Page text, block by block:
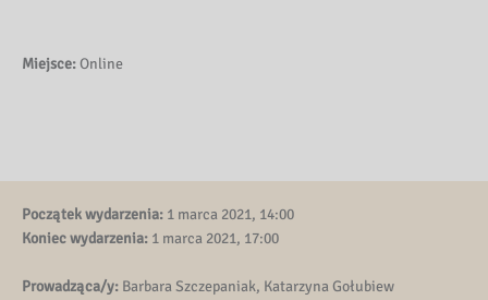
Miejsce:Online
Początek wydarzenia: 1 marca 2021, 14:00
Koniec wydarzenia: 1 marca 2021, 17:00
Prowadząca/y: Barbara Szczepaniak, Katarzyna Gołubiew